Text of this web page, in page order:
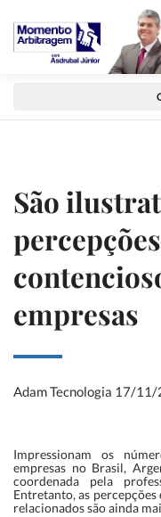
São
empresas
Adam Tecnologia 17/11/
Impressionam os
empresas no Brasil,
coordenada pela
Entretanto, as
relacionados são ainda